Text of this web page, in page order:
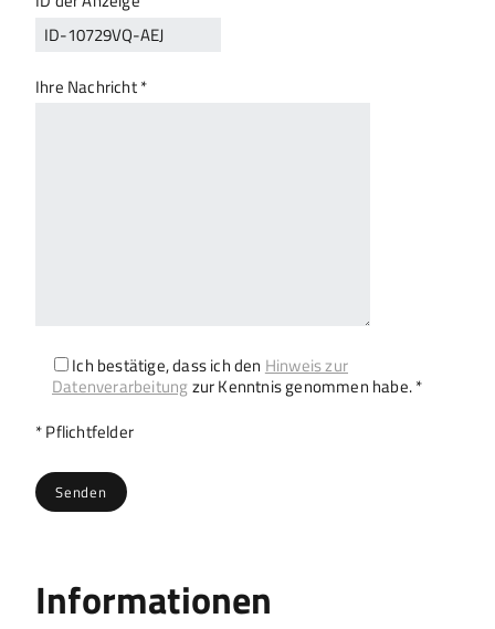
Ihre Nachricht *
Ich bestätige, dass ich den Hinweis zur
Datenverarbeitung zur Kenntnis genommen habe. *
Bitte lasse dieses Feld leer.
* Pflichtfelder
Informationen